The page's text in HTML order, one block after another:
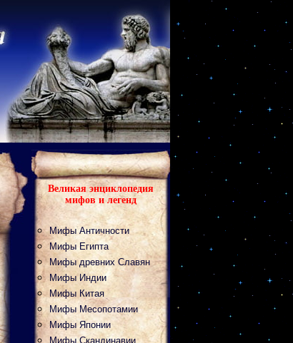
Великая энциклопедия
мифов и легенд
Мифы Античности
Мифы Египта
Мифы древних Славян
Мифы Индии
Мифы Китая
Мифы Месопотамии
Мифы Японии
Мифы Скандинавии